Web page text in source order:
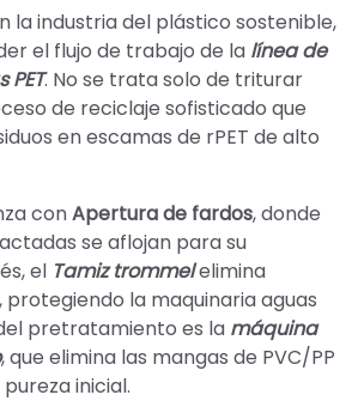
la industria del plástico sostenible,
el flujo de trabajo de la línea de
. No se trata solo de triturar
de reciclaje sofisticado que
en escamas de rPET de alto
conApertura de fardos, donde
se aflojan para su
el Tamiz trommelelimina
la maquinaria aguas
pretratamiento es la máquina
, que elimina las mangas de PVC/PP
inicial.